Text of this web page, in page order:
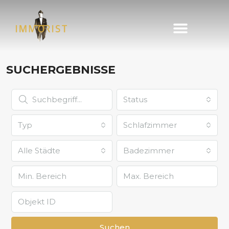
SUCHERGEBNISSE
Status
Typ Schlafzimmer
Alle Städte Badezimmer